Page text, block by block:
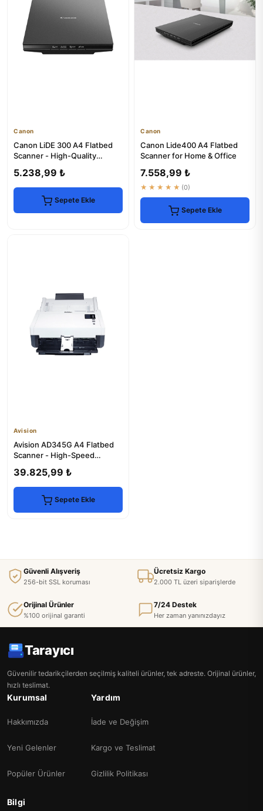
Canon
Canon LiDE 300 A4 Flatbed
Scanner - High-Quality
5.238,99 ₺
Sepete Ekle
Canon
Canon Lide400 A4 Flatbed
Scanner for Home & Office
7.558,99 ₺
★★★★★ (0)
Sepete Ekle
Avision
Avision AD345G A4 Flatbed
Scanner - High-Speed
39.825,99 ₺
Sepete Ekle
Güvenli Alışveriş
256-bit SSL koruması
Ücretsiz Kargo
2.000 TL üzeri siparişlerde
Orijinal Ürünler
%100 orijinal garanti
7/24 Destek
Her zaman yanınızdayız
Tarayıcı
Güvenilir tedarikçilerden seçilmiş kaliteli ürünler, tek adreste. Orijinal ürünler,
hızlı teslimat.
Kurumsal
Hakkımızda
Yeni Gelenler
Popüler Ürünler
Yardım
İade ve Değişim
Kargo ve Teslimat
Gizlilik Politikası
Bilgi